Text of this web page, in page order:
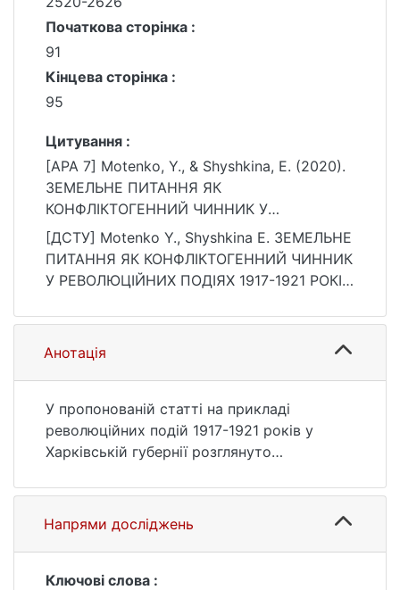
Початкова сторінка :
91
Кінцева сторінка :
95
Цитування :
[APA 7] Motenko, Y., & Shyshkina, E. (2020).
ЗЕМЕЛЬНЕ ПИТАННЯ ЯК
КОНФЛІКТОГЕННИЙ ЧИННИК У
РЕВОЛЮЦІЙНИХ ПОДІЯХ 1917-1921 РОКІВ У
ХАРКІВСЬКІЙ ГУБЕРНІЇ. Almanac of
Ukrainian Studies, (24), 91–95.
2626/2019.24.16
[ДСТУ] Motenko Y., Shyshkina E. ЗЕМЕЛЬНЕ
ПИТАННЯ ЯК КОНФЛІКТОГЕННИЙ ЧИННИК
У РЕВОЛЮЦІЙНИХ ПОДІЯХ 1917-1921 РОКІВ
Ukrainian Studies. 2020. № 24. С. 91—95.
DOI: 10.17721/2520-2626/2019.24.16 (дата
звернення: 25.07.2026).
Анотація
У пропонованій статті на прикладі
революційних подій 1917-1921 років у
Харківській губернії розглянуто
внутрішньополітичної стабільності з
розв’язанням земельного питання.
Предметом дослідження є аграрні
ускладнював стосунки влади і населення
Напрями досліджень
Ключові слова :